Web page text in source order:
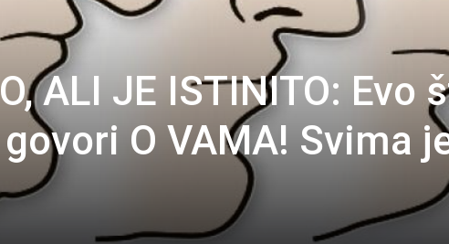
ALI JE ISTINITO: Evo
govori O VAMA! Svima